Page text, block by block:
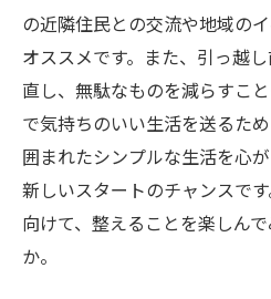
の近隣住民との交流や地域の
オススメです。また、引っ越
直し、無駄なものを減らすこ
で気持ちのいい生活を送るた
囲まれたシンプルな生活を心
新しいスタートのチャンスで
向けて、整えることを楽しん
か。